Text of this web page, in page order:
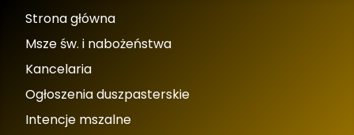
Strona główna
Msze św. i nabożeństwa
Kancelaria
Ogłoszenia duszpasterskie
Intencje mszalne